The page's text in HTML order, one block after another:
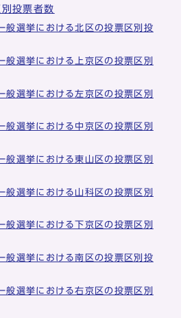
投票者数
般選挙における北区の投票区別投
般選挙における上京区の投票区別
般選挙における左京区の投票区別
般選挙における中京区の投票区別
般選挙における東山区の投票区別
般選挙における山科区の投票区別
般選挙における下京区の投票区別
般選挙における南区の投票区別投
般選挙における右京区の投票区別